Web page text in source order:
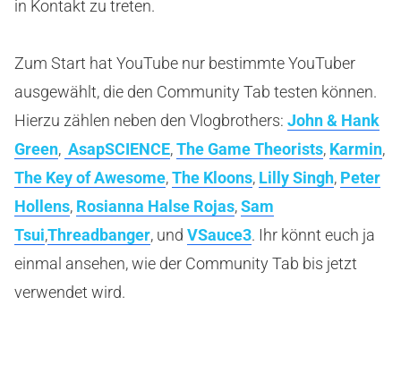
in Kontakt zu treten.
Zum Start hat YouTube nur bestimmte YouTuber
ausgewählt, die den Community Tab testen können.
Hierzu zählen neben den Vlogbrothers: John & Hank
Green, AsapSCIENCE,The Game Theorists, Karmin,
The Key of Awesome,The Kloons, Lilly Singh, Peter
Hollens, Rosianna Halse Rojas,Sam
Tsui,Threadbanger, und VSauce3. Ihr könnt euch ja
einmal ansehen, wie der Community Tab bis jetzt
verwendet wird.